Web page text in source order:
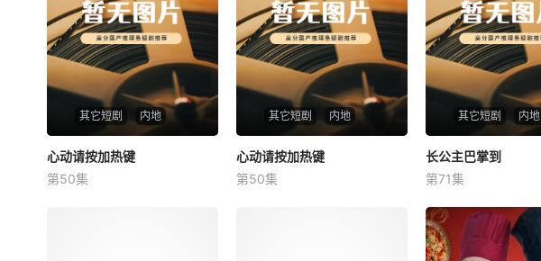
其它短剧 内地
心动请按加热键
未知
心动请按加热键
第50集
其它短剧 内地
心动请按加热键
未知
心动请按加热键
第50集
其它短剧 内地
长公主巴掌到
未知
长公主巴掌到
第71集